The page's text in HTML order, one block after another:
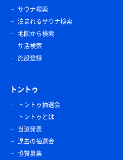
サウナ検索
泊まれるサウナ検索
地図から検索
サ活検索
施設登録
トントゥ
トントゥ抽選会
トントゥとは
当選発表
過去の抽選会
協賛募集